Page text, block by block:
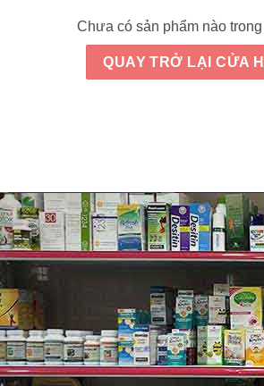
Chưa có sản phẩm nào
QUAY TRỞ LẠI CỬA